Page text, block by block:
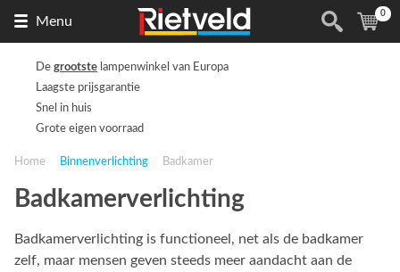
Menu
de
(
0
De grootste lampenwinkel van Europa
Laagste prijsgarantie
Snel in huis
Grote eigen voorraad
Home Binnenverlichting Badkamer
Badkamerverlichting
Badkamerverlichting is functioneel, net als de badkamer
zelf, maar mensen geven steeds meer aandacht aan de